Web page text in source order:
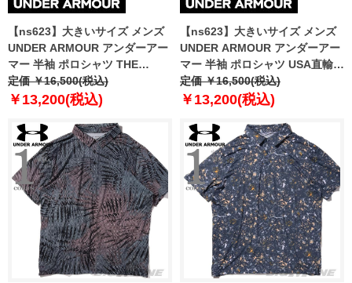
【ns623】大きいサイズ メンズ
UNDER ARMOUR アンダーアー
マー 半袖 ポロシャツ THE
PLAYOFF POLO USA直輸入
um0970
定価 ￥16,500(税込)
￥13,200(税込)
【ns623】大きいサイズ メンズ
UNDER ARMOUR アンダーアー
マー 半袖 ポロシャツ USA直輸入
um0595
定価 ￥16,500(税込)
￥13,200(税込)